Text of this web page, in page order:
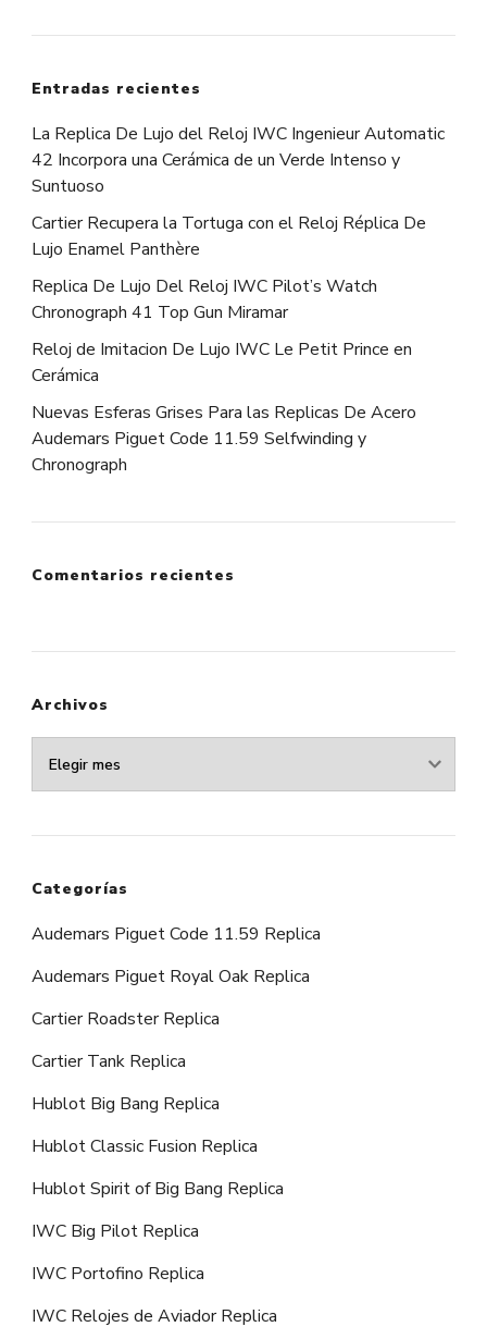
Entradas recientes
La Replica De Lujo del Reloj IWC Ingenieur Automatic
42 Incorpora una Cerámica de un Verde Intenso y
Suntuoso
Cartier Recupera la Tortuga con el Reloj Réplica De
Lujo Enamel Panthère
Replica De Lujo Del Reloj IWC Pilot’s Watch
Chronograph 41 Top Gun Miramar
Reloj de Imitacion De Lujo IWC Le Petit Prince en
Cerámica
Nuevas Esferas Grises Para las Replicas De Acero
Audemars Piguet Code 11.59 Selfwinding y
Chronograph
Comentarios recientes
Archivos
Archivos
Categorías
Audemars Piguet Code 11.59 Replica
Audemars Piguet Royal Oak Replica
Cartier Roadster Replica
Cartier Tank Replica
Hublot Big Bang Replica
Hublot Classic Fusion Replica
Hublot Spirit of Big Bang Replica
IWC Big Pilot Replica
IWC Portofino Replica
IWC Relojes de Aviador Replica